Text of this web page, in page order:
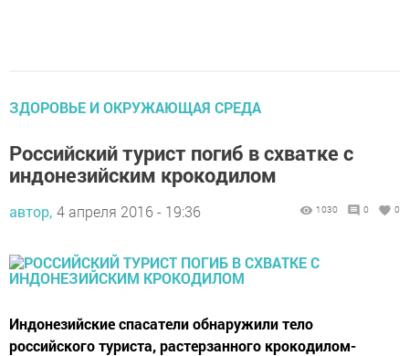
ЗДОРОВЬЕ И ОКРУЖАЮЩАЯ СРЕДА
Российский турист погиб в схватке с
индонезийским крокодилом
автор, 4 апреля 2016 - 19:36 1030 0 0
Индонезийские спасатели обнаружили тело
российского туриста, растерзанного крокодилом-